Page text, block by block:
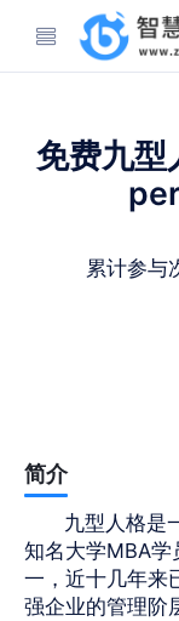
免费九型
累计参
简介
九型人格是
知名大学MBA学
一，近十几年来
强企业的管理阶